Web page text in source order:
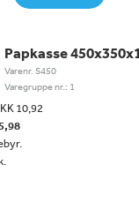
Papkasse
Varenr. S450
Varegruppe nr.: 1
10,92